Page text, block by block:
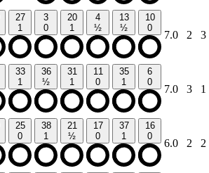
27
1
3
0
20
1
4
½
13
½
10
0
7.0 2 3
33
1
36
½
31
1
11
0
35
1
6
0
7.0 3 1
25
0
38
1
21
½
17
0
37
1
16
0
6.0 2 2